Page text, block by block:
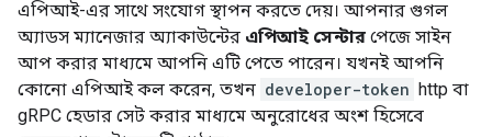
এপিআই-এর সাথে সংযোগ স্থাপন করতে দেয়। আপনার গুগল
অ্যাডস ম্যানেজার অ্যাকাউন্টের এপিআই সেন্টার পেজে সাইন
আপ করার মাধ্যমে আপনি এটি পেতে পারেন। যখনই আপনি
কোনো এপিআই কল করেন, তখন developer-token http বা
gRPC হেডার সেট করার মাধ্যমে অনুরোধের অংশ হিসেবে